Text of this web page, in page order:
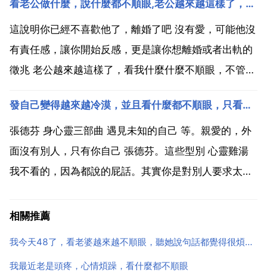
嗎？你想想你為什麼看著她不順眼，就是你心裡已經不
愛她了？如果你愛她那麼她就是最美的！表面上看著別
人的老婆什...
看老公做什麼，說什麼都不順眼,老公越來越這樣了，看我什麼什麼不順眼，不管我說話還是做事他都看我不順眼，總是看不慣我，有話都不能好
這說明你已經不喜歡他了，離婚了吧 沒有愛，可能他沒
有責任感，讓你開始反感，更是讓你想離婚或者出軌的
徵兆 老公越來越這樣了，看我什麼什麼不順眼，不管我
不能好 慢慢磨合吧.找天靜下來跟他聊聊.你一面說他的
不好,也許因為覺得他看你不順眼所以你也看他不順眼?
如...
發自己變得越來越冷漠，並且看什麼都不順眼，只看見別人滿身的缺點，希望有一本書能告訴我答案
張德芬 身心靈三部曲 遇見未知的自己 等。親愛的，外
面沒有別人，只有你自己 張德芬。這些型別 心靈雞湯
我不看的，因為都說的屁話。其實你是對別人要求太多
麼的，那隻能是爛好人。你見幾個爛好人人緣好了，你
相關推薦
我今天48了，看老婆越來越不順眼，聽她說句話都覺得很煩，幾乎每天都吵架，我讓女兒來解決我們之間的
我最近老是頭疼，心情煩躁，看什麼都不順眼